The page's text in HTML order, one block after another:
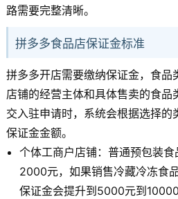
路需要完整清晰。
拼多多食品店保证金标准
拼多多开店需要缴纳保证金，食品
店铺的经营主体和具体售卖的食品
交入驻申请时，系统会根据选择的
保证金金额。
个体工商户店铺：普通预包装
2000元，如果销售冷藏冷冻食
保证金会提升到5000元到10000